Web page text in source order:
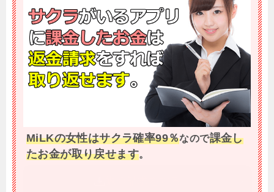
る必要はありません！
メッセージのやり取りがスムーズに行えます！
MiLKの女性はサクラ確率99％なので課金し
たお金が取り戻せます。